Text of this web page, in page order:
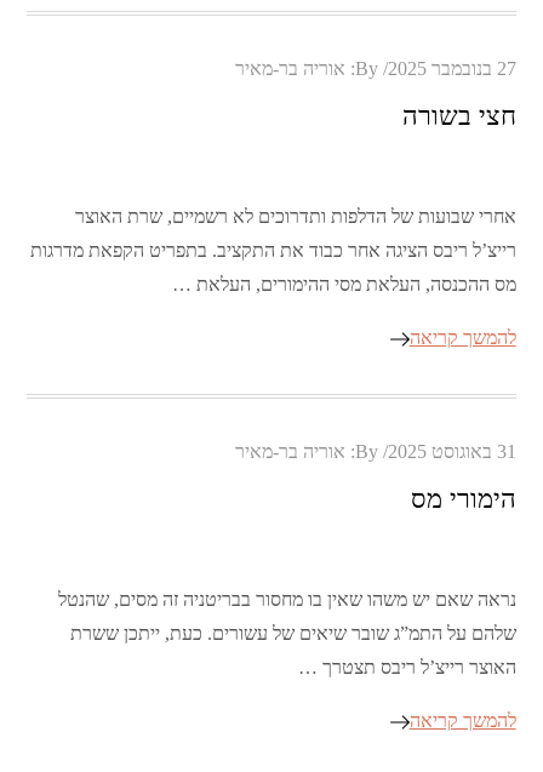
Posted
27 בנובמבר 2025 By: אוריה בר-מאיר
חצי בשורה
אחרי שבועות של הדלפות ותדרוכים לא רשמיים, שרת האוצר
רייצ’ל ריבס הציגה אחר כבוד את התקציב. בתפריט הקפאת מדרגות
מס ההכנסה, העלאת מסי ההימורים, העלאת …
להמשך קריאה
Posted
31 באוגוסט 2025 By: אוריה בר-מאיר
הימורי מס
נראה שאם יש משהו שאין בו מחסור בבריטניה זה מסים, שהנטל
שלהם על התמ”ג שובר שיאים של עשורים. כעת, ייתכן ששרת
האוצר רייצ’ל ריבס תצטרך …
להמשך קריאה